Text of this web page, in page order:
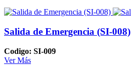
Salida de Emergencia (SI-008)
Codigo: SI-009
Ver Más